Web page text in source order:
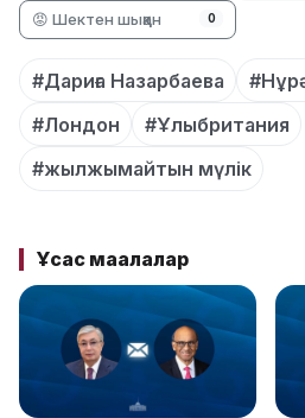
😡 Шектен шыққан 0
#Дариға Назарбаева
#Лондон
#Ұлыбритания
#жылжымайтын мүлік
Ұқсас мақалалар